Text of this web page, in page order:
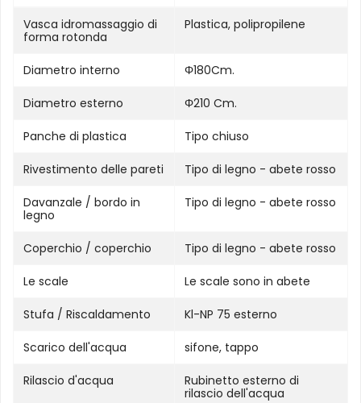
Vasca idromassaggio di
forma rotonda
Plastica, polipropilene
Diametro interno Φ180Cm.
Diametro esterno Φ210 Cm.
Panche di plastica Tipo chiuso
Rivestimento delle pareti Tipo di legno - abete rosso
Davanzale / bordo in
legno
Tipo di legno - abete rosso
Coperchio / coperchio Tipo di legno - abete rosso
Le scale Le scale sono in abete
Stufa / Riscaldamento Kl-NP 75 esterno
Scarico dell'acqua sifone, tappo
Rilascio d'acqua
Rubinetto esterno di
rilascio dell'acqua